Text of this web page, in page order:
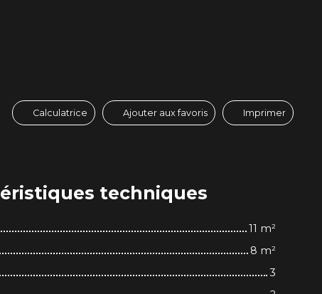
Calculatrice Ajouter aux favoris Imprimer
techniques
11 m²
8 m²
3